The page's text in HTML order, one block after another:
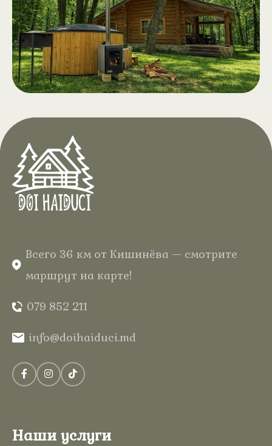
Бассейны для взрослых и детей,
чистая вода и просторная зона
отдыха с напитками и закусками.
Открытие в апреле 2026 года.
В отеле «Дой Хайдуки» в сердце
Кодр вас ждёт полный отдых
среди леса, в вашем домике из
натурального дерева с тёплой
Чан на дровах с
аэромассажем
Всего 36 км от Кишинёва — смотрите
маршрут на карте!
079 852 211
info@doihaiduci.md
Наши услуги